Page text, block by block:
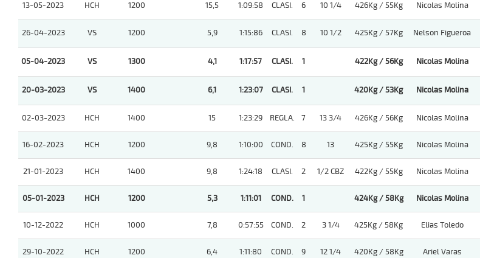
13-05-2023 HCH 1200 15,5 1:09:58 CLASI. 6 10 1/4 426Kg / 55Kg Nicolas Molina
26-04-2023 VS 1200 5,9 1:15:86 CLASI. 8 10 1/2 425Kg / 57Kg Nelson Figueroa
05-04-2023 VS 1300 4,1 1:17:57 CLASI. 1 422Kg / 56Kg Nicolas Molina
20-03-2023 VS 1400 6,1 1:23:07 CLASI. 1 420Kg / 53Kg Nicolas Molina
02-03-2023 HCH 1400 15 1:23:29 REGLA. 7 13 3/4 426Kg / 56Kg Nicolas Molina
16-02-2023 HCH 1200 9,8 1:10:00 COND. 8 13 425Kg / 55Kg Nicolas Molina
21-01-2023 HCH 1400 9,8 1:24:18 CLASI. 2 1/2 CBZ 422Kg / 55Kg Nicolas Molina
05-01-2023 HCH 1200 5,3 1:11:01 COND. 1 424Kg / 58Kg Nicolas Molina
10-12-2022 HCH 1000 7,8 0:57:55 COND. 2 3 1/4 425Kg / 58Kg Elias Toledo
29-10-2022 HCH 1200 6,4 1:11:80 COND. 9 12 1/4 420Kg / 58Kg Ariel Varas